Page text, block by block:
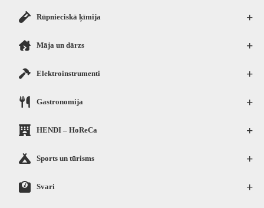
+
Rūpnieciskā ķīmija
+
Māja un dārzs
+
Elektroinstrumenti
+
Gastronomija
+
HENDI – HoReCa
+
Sports un tūrisms
+
Svari